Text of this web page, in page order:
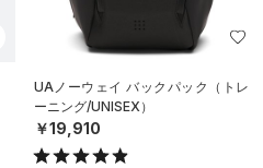
UAノーウェイ バックパック（トレ
ーニング/UNISEX）
￥19,910